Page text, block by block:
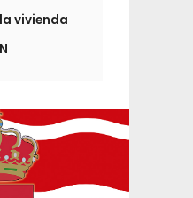
vivienda